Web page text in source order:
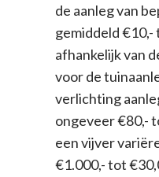
de aanleg van
gemiddeld €10,-
afhankelijk van
voor de
verlichting
ongeveer €80,-
een vijver
€1.000,- tot